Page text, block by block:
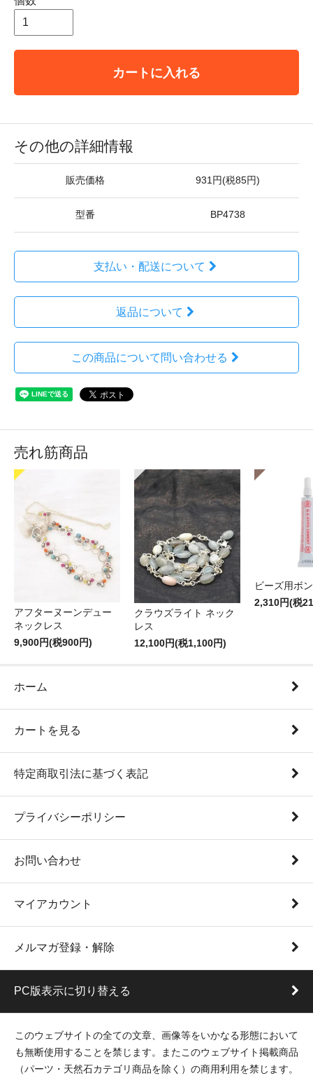
カートに入れる
その他の詳細情報
販売価格 931円(税85円)
型番 BP4738
支払い・配送について
返品について
この商品について問い合わせる
売れ筋商品
アフターヌーンデュー
ネックレス
9,900円(税900円)
クラウズライト ネック
レス
12,100円(税1,100円)
ビーズ用ボ
2,310円(税
ホーム
カートを見る
特定商取引法に基づく表記
プライバシーポリシー
お問い合わせ
マイアカウント
メルマガ登録・解除
PC版表示に切り替える
このウェブサイトの全ての文章、画像等をいかなる形態において
も無断使用することを禁じます。またこのウェブサイト掲載商品
（パーツ・天然石カテゴリ商品を除く）の商用利用を禁じます。